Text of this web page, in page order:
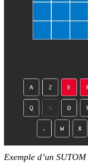
Exemple d’un